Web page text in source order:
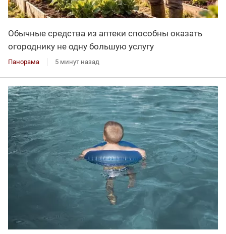
Обычные средства из аптеки способны оказать
огороднику не одну большую услугу
Панорама 5 минут назад